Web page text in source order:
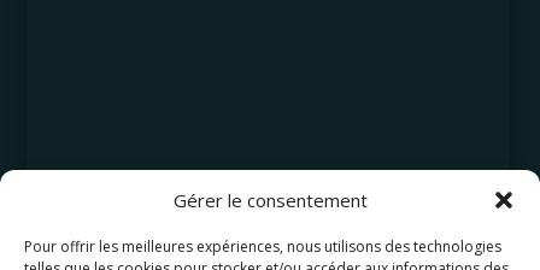
Gérer le consentement
Pour offrir les meilleures expériences, nous utilisons des technologies